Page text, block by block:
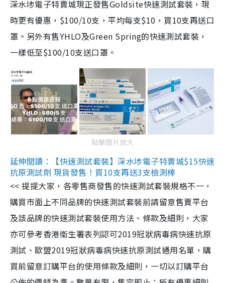
深水埗電子特賣城現正發售Goldsite快速測試套裝，現
時更有優惠，$100/10支，平均每支$10，買10支再送口
罩。另外有售YHLO及Green Spring的快速測試套裝，
一樣低至$100/10支送口罩。
點擊圖片放大
延伸閱讀：【快速測試套裝】深水埗電子特賣城$15快速
抗原測試劑 現貨發售！買10支再送3支檢測棒
<< 提提大家，各零售商發售的快速測試套裝規格不一，
購買市面上不同品牌的快速測試套裝前請留意售賣平台
及該品牌的快速測試套裝使用方法、條款及細則，大家
亦可參考香港衞生署表列認可2019冠狀病毒病快速抗原
測試、歐盟2019冠狀病毒病快速抗原測試通用名單，購
買前留意訂購平台的使用條款及細則，一切以訂購平台